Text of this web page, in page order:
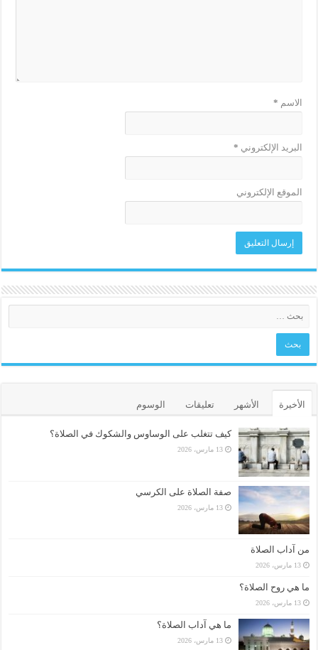
الاسم *
البريد الإلكتروني *
الموقع الإلكتروني
الأخيرة الأشهر تعليقات الوسوم
كيف تتغلب على الوساوس والشكوك في الصلاة؟
13 مارس، 2026
صفة الصلاة على الكرسي
13 مارس، 2026
من آداب الصلاة
13 مارس، 2026
ما هي روح الصلاة؟
13 مارس، 2026
ما هي آداب الصلاة؟
13 مارس، 2026